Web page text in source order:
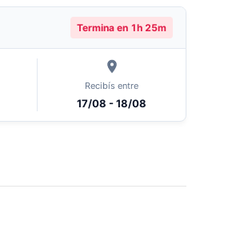
Termina en 1h 25m
Recibís entre
17/08 - 18/08